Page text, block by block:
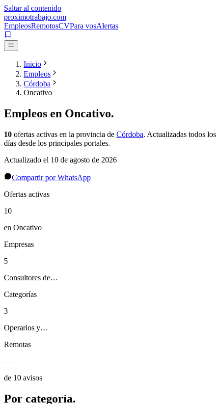
Saltar al contenido
proximotrabajo.com
EmpleosRemotosCVPara vosAlertas
Inicio
Empleos
Córdoba
Oncativo
Empleos en Oncativo.
10 ofertas activas en la provincia de Córdoba. Actualizadas todos los
días desde los principales portales.
Actualizado el 10 de agosto de 2026
Compartir por WhatsApp
Ofertas activas
10
en Oncativo
Empresas
5
Consultores de…
Categorías
3
Operarios y…
Remotas
—
de 10 avisos
Por categoría.